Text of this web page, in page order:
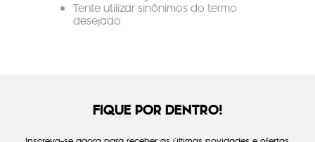
Tente utilizar sinônimos do termo
desejado.
FIQUE POR DENTRO!